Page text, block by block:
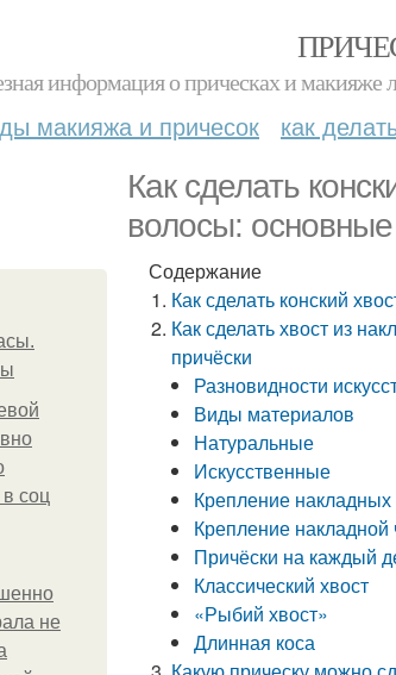
информация о прическах и макияже
макияжа и причесок как
Как сделать
волосы:
соц
не
Содержание
Как сделать конский
Как сделать хвост из
причёски
Разновидности
Виды материалов
Натуральные
Искусственные
Крепление
Крепление накладной
Причёски на каждый
Классический хвост
«Рыбий хвост»
Длинная коса